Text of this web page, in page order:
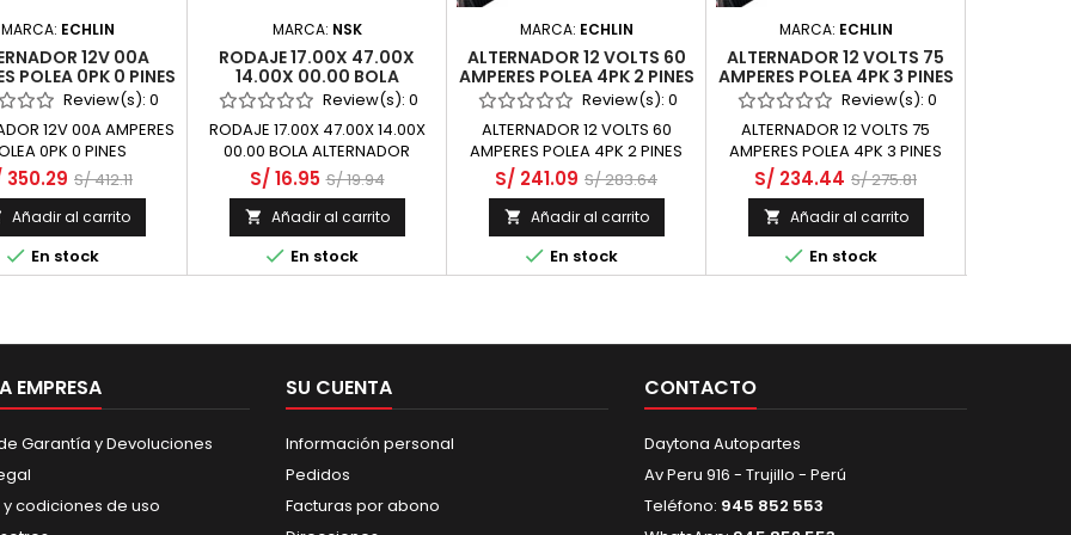
MARCA: ECHLIN
12V 00A
POLEA 0PK 0 PINES
GRAND I10 1000
DOHC 12 VALV
Review(s): 0
12V 00A AMPERES
0PK 0 PINES
350.29 S/ 412.11
Añadir al carrito
 En stock
MARCA: NSK
RODAJE 17.00X 47.00X
14.00X 00.00 BOLA
ALTERNADOR DELANTERO -
HYUNDAI ACCENT 1400
G4EE DOHC 16 VALV
Review(s): 0
RODAJE 17.00X 47.00X 14.00X
00.00 BOLA ALTERNADOR
DELANTERO
S/ 16.95 S/ 19.94
 Añadir al carrito
 En stock
MARCA: ECHLIN
ALTERNADOR 12 VOLTS 60
AMPERES POLEA 4PK 2 PINES
VALEO - SUZUKI ALTO 800
F8DN AOD308-2 NEW SOHC
3 CYL 12 VALV
Review(s): 0
ALTERNADOR 12 VOLTS 60
AMPERES POLEA 4PK 2 PINES
VALEO
S/ 241.09 S/ 283.64
 Añadir al carrito
 En stock
MARCA: ECHLIN
ALTERNADOR 12 VOLTS 75
AMPERES POLEA 4PK 3 PINES
- SUZUKI SWIFT 1500 M15A
RS415 DOHC
Review(s): 0
ALTERNADOR 12 VOLTS 75
AMPERES POLEA 4PK 3 PINES
S/ 234.44 S/ 275.81
 Añadir al carrito
 En stock
EMPRESA
Garantía y Devoluciones
codiciones de uso
SU CUENTA
Información personal
Pedidos
Facturas por abono
CONTACTO
Daytona Autopartes
Av Peru 916 - Trujillo - Perú
Teléfono: 945 852 553